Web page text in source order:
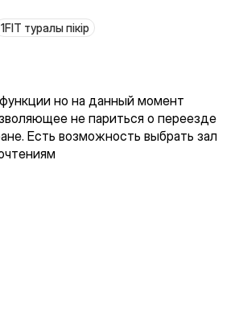
1FIT туралы пікір
но на данный момент
не париться о переезде
Есть возможность выбрать зал